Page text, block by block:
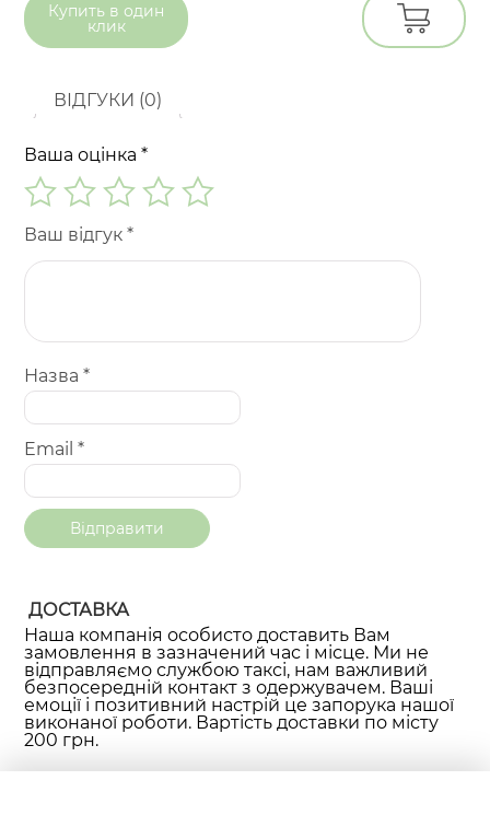
Купить в один
клик
ВІДГУКИ (0)
Ваша оцінка*
Ваш відгук*
Назва*
Email*
ДОСТАВКА
Наша компанія особисто доставить Вам
замовлення в зазначений час і місце. Ми не
відправляємо службою таксі, нам важливий
безпосередній контакт з одержувачем. Ваші
емоції і позитивний настрій це запорука нашої
виконаної роботи. Вартість доставки по місту
200 грн.